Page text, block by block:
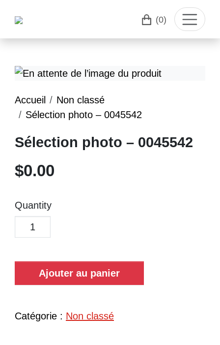
(0)
Accueil
Non classé
Sélection photo – 0045542
Sélection photo – 0045542
$0.00
Quantity
Ajouter au panier
Catégorie : Non classé